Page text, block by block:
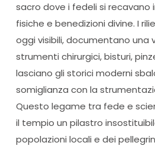
sacro dove i fedeli si recavano
fisiche e benedizioni divine. I
oggi visibili, documentano una
strumenti chirurgici, bisturi,
lasciano gli storici moderni
somiglianza con la
Questo legame tra fede e
il tempio un pilastro
popolazioni locali e dei